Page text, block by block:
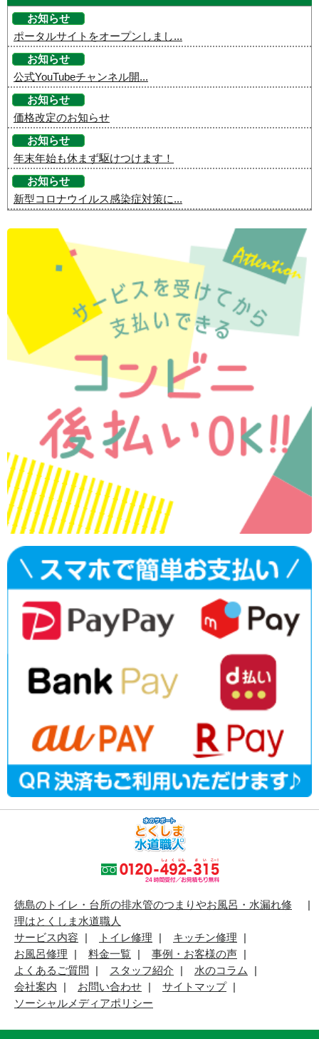
お知らせ
ポータルサイトをオープンしまし...
お知らせ
公式YouTubeチャンネル開...
お知らせ
価格改定のお知らせ
お知らせ
年末年始も休まず駆けつけます！
お知らせ
新型コロナウイルス感染症対策に...
徳島のトイレ・台所の排水管のつまりやお風呂・水漏れ修
理はとくしま水道職人
サービス内容
トイレ修理
キッチン修理
お風呂修理
料金一覧
事例・お客様の声
よくあるご質問
スタッフ紹介
水のコラム
会社案内
お問い合わせ
サイトマップ
ソーシャルメディアポリシー